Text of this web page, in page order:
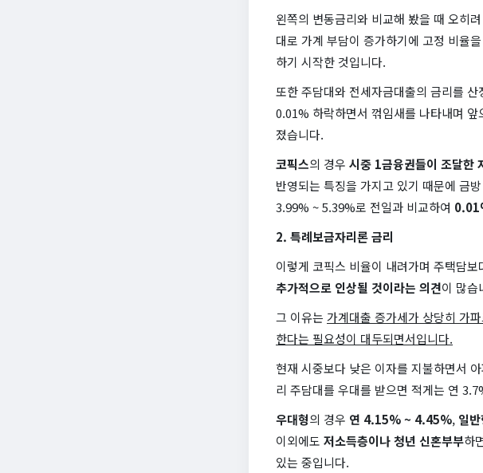
왼쪽의 변동금리와 비교해 봤을 때 오히
대로 가계 부담이 증가하기에 고정 비율
하기 시작한 것입니다.
또한 주담대와 전세자금대출의 금리를 산
0.01% 하락하면서 꺾임새를 나타내며
졌습니다.
코픽스의 경우 시중 1금융권들이 조달한
반영되는 특징을 가지고 있기 때문에 금
3.99% ~ 5.39%로 전일과 비교하여
2. 특례보금자리론 금리
이렇게 코픽스 비율이 내려가며 주택담
추가적으로 인상될 것이라는 의견이 많습
그 이유는 가계대출 증가세가 상당히 가
한다는 필요성이 대두되면서입니다.
현재 시중보다 낮은 이자를 지불하면서
리 주담대를 우대를 받으면 적게는 연
우대형의 경우 연 4.15% ~ 4.45%, 일반
이외에도 저소득층이나 청년 신혼부부하
있는 중입니다.